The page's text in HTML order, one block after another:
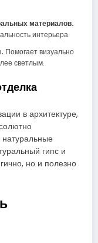
материалов.
интерьера.
Помогает визуально
светлым.
в архитектуре,
гипс и
но и полезно